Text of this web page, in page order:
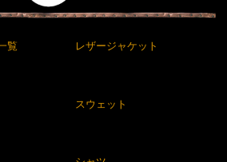
覧 レザージャケット
スウェット